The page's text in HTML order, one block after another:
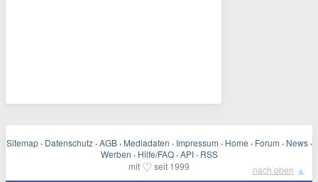
Sitemap · Datenschutz · AGB · Mediadaten · Impressum · Home · Forum · News ·
Werben · Hilfe/FAQ · API · RSS
mit ♡ seit 1999 nach oben ▲